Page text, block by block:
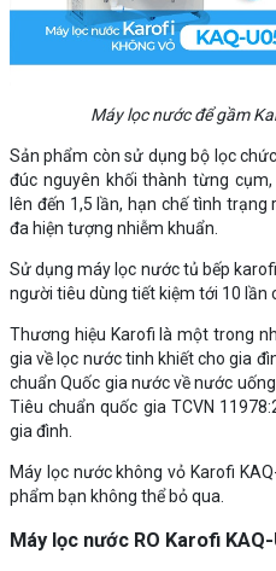
Máy lọc nước để gầm
Sản phẩm còn sử dụng bộ lọc
đúc nguyên khối thành từng
lên đến 1,5 lần, hạn chế tình
đa hiện tượng nhiễm khuẩn.
Sử dụng máy lọc nước tủ bếp
người tiêu dùng tiết kiệm tới 10 lần
Thương hiệu Karofi là một trong
gia về lọc nước tinh khiết cho gia
chuẩn Quốc gia nước về nước
Tiêu chuẩn quốc gia TCVN
gia đình.
Máy lọc nước không vỏ Karofi
phẩm bạn không thể bỏ qua.
Máy lọc nước RO Karofi